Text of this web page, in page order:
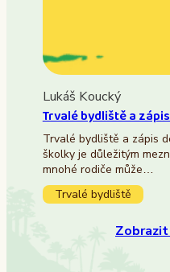
Lukáš Koucký
Trvalé bydliště a
Trvalé bydliště a zápis
školky je důležitým
mnohé rodiče může…
Trvalé bydliště